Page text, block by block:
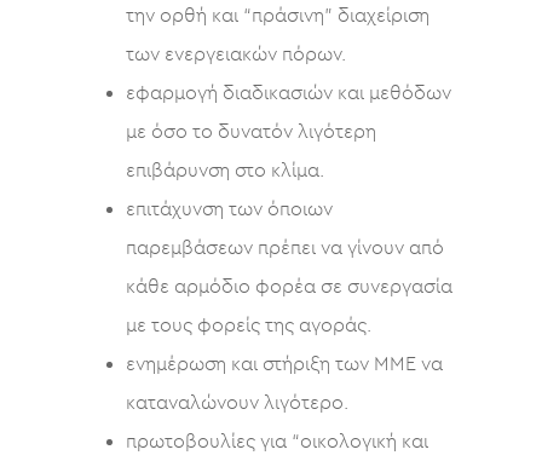
την ορθή και “πράσινη” διαχείριση
των ενεργειακών πόρων.
εφαρμογή διαδικασιών και μεθόδων
με όσο το δυνατόν λιγότερη
επιβάρυνση στο κλίμα.
επιτάχυνση των όποιων
παρεμβάσεων πρέπει να γίνουν από
κάθε αρμόδιο φορέα σε συνεργασία
με τους φορείς της αγοράς.
ενημέρωση και στήριξη των ΜΜΕ να
καταναλώνουν λιγότερο.
πρωτοβουλίες για “οικολογική και